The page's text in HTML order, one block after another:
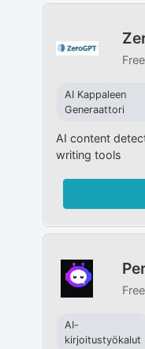
AI Kappaleen
Generaattori
AI content
writing tools
AI-
kirjoitustyökalut